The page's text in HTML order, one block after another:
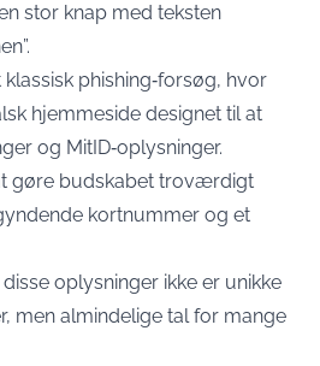
stor knap med teksten
phishing‑forsøg, hvor
hjemmeside designet til at
og MitID‑oplysninger.
gøre budskabet troværdigt
kortnummer og et
oplysninger ikke er unikke
men almindelige tal for mange